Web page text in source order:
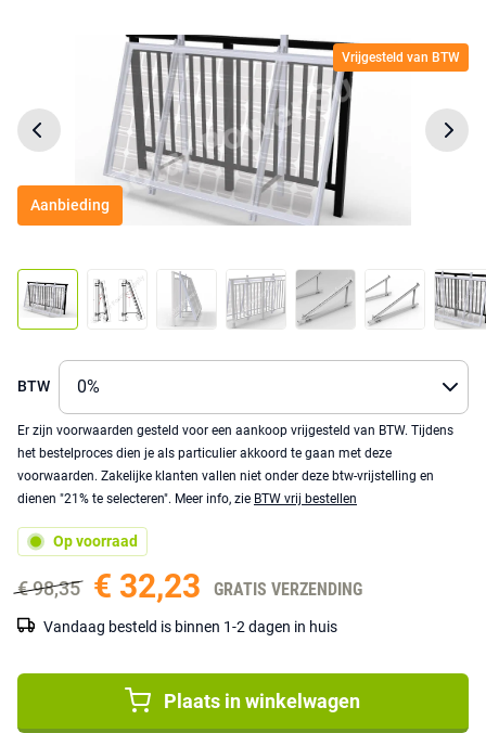
Aanbieding
Vrijgesteld van BTW
BTW
Er zijn voorwaarden gesteld voor een aankoop vrijgesteld van BTW. Tijdens
het bestelproces dien je als particulier akkoord te gaan met deze
voorwaarden. Zakelijke klanten vallen niet onder deze btw-vrijstelling en
dienen "21% te selecteren". Meer info, zie BTW vrij bestellen
Op voorraad
€ 98,35 € 32,23 GRATIS VERZENDING
Vandaag besteld is binnen 1-2 dagen in huis
Plaats in winkelwagen